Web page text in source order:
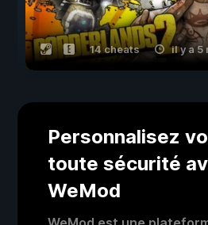
14 cheats il y a 5
Personnalisez
toute sécurité
WeMod